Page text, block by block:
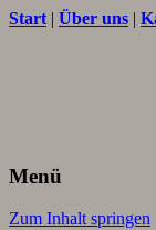
Start | Über uns |
Menü
Zum Inhalt springen